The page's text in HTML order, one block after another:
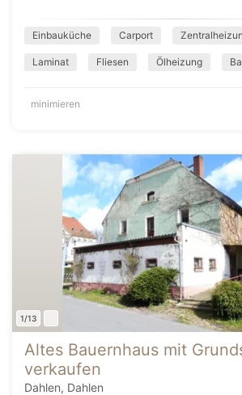
Einbauküche Carport
Laminat Fliesen Ölheizung
minimieren
1/13
Altes Bauernhaus mit
verkaufen
Dahlen, Dahlen